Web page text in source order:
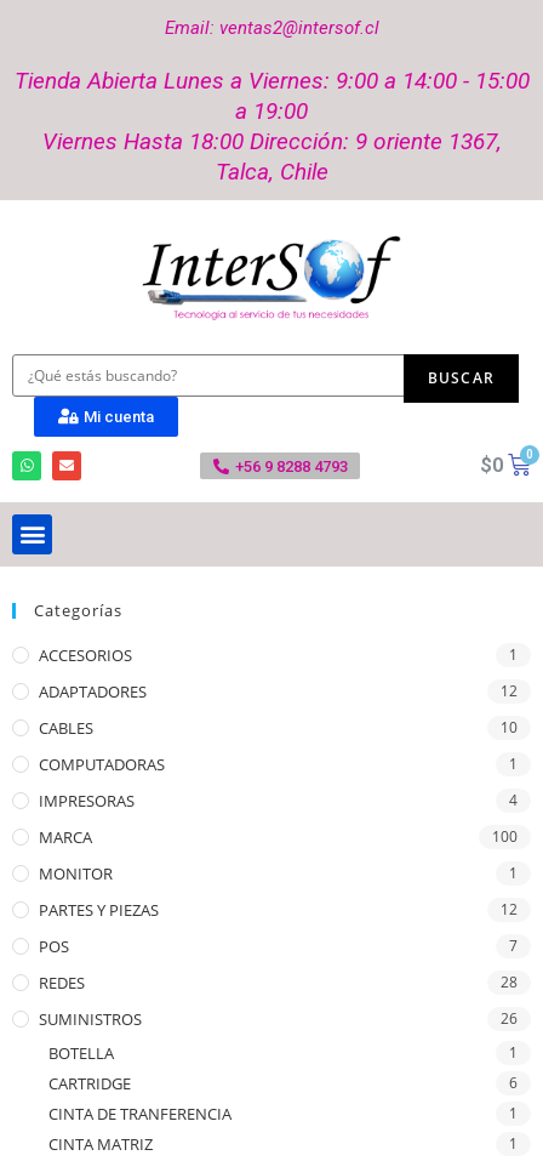
Email: ventas2@intersof.cl
Tienda Abierta Lunes a Viernes: 9:00 a 14:00 - 15:00
a 19:00
Viernes Hasta 18:00 Dirección: 9 oriente 1367,
Talca, Chile
Mi cuenta
+56 9 8288 4793 $0
Categorías
ACCESORIOS 1
ADAPTADORES 12
CABLES 10
COMPUTADORAS 1
IMPRESORAS 4
MARCA 100
MONITOR 1
PARTES Y PIEZAS 12
POS 7
REDES 28
SUMINISTROS 26
BOTELLA 1
CARTRIDGE 6
CINTA DE TRANFERENCIA 1
CINTA MATRIZ 1